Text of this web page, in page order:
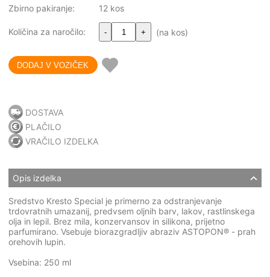
Zbirno pakiranje:
12 kos
Količina za naročilo: - + (na kos)
DOSTAVA
PLAČILO
VRAČILO IZDELKA
Opis izdelka
Sredstvo Kresto Special je primerno za odstranjevanje
trdovratnih umazanij, predvsem oljnih barv, lakov, rastlinskega
olja in lepil. Brez mila, konzervansov in silikona, prijetno
parfumirano. Vsebuje biorazgradljiv abraziv ASTOPON® - prah
orehovih lupin.
Vsebina: 250 ml